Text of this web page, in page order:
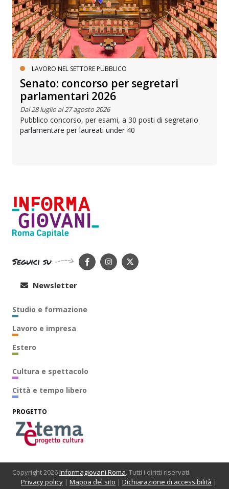
LAVORO NEL SETTORE PUBBLICO
Senato: concorso per segretari
parlamentari 2026
Dal 28 luglio al 27 agosto 2026
Pubblico concorso, per esami, a 30 posti di segretario
parlamentare per laureati under 40
Seguici su
Newsletter
Studio e formazione
Lavoro e impresa
Estero
Cultura e spettacolo
Città e tempo libero
PROGETTO
Copyright 2026Informagiovani Roma. Tutti i diritti riservati.
Privacy policy |Mappa del sito |Dichiarazione di accessibilità |